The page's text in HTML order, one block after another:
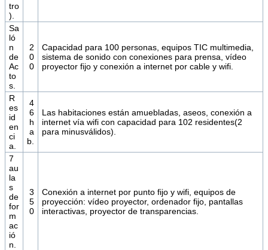
tro
).
Sa
ló
n
de
Ac
to
s.
2
0
0
Capacidad para 100 personas, equipos TIC multimedia,
sistema de sonido con conexiones para prensa, vídeo
proyector fijo y conexión a internet por cable y wifi.
R
es
id
en
ci
a.
4
6
h
a
b.
Las habitaciones están amuebladas, aseos, conexión a
internet vía wifi con capacidad para 102 residentes(2
para minusválidos).
7
au
la
s
de
for
m
ac
ió
n.
3
5
0
Conexión a internet por punto fijo y wifi, equipos de
proyección: vídeo proyector, ordenador fijo, pantallas
interactivas, proyector de transparencias.